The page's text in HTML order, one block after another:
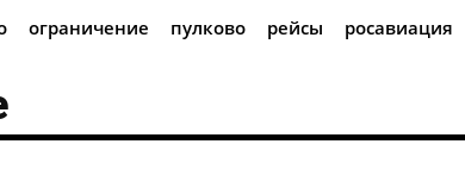
ограничение пулково рейсы росавиация